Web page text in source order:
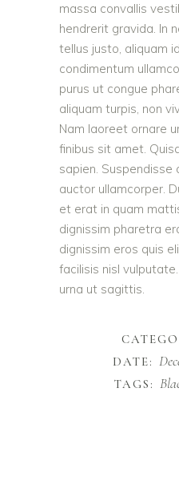
massa convallis
hendrerit gravida. In
tellus justo, aliquam
condimentum
purus ut congue
aliquam turpis, non
Nam laoreet ornare
finibus sit amet.
sapien.
auctor ullamcorper.
et erat in quam
dignissim pharetra
dignissim eros quis
facilisis nisl
urna ut sagittis.
DATE:
TAGS: